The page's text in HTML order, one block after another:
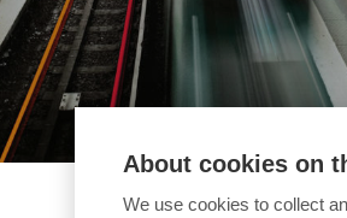
About cookies on
We use cookies to collect